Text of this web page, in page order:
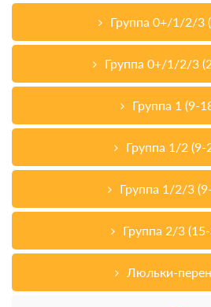
Группа 0+/1/2/3
Группа 0+/1/2/3
Группа 1 (9-
Группа 1/2 (9-
Группа 1/2/3
Группа 2/3
Люльки-